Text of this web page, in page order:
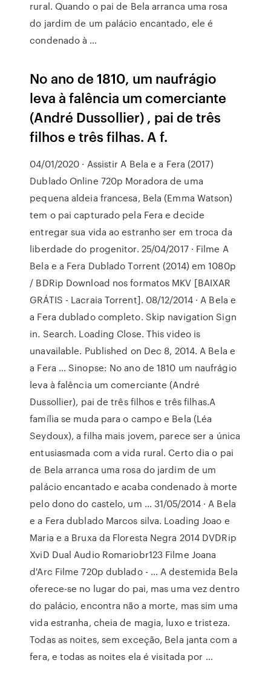
rural. Quando o pai de Bela arranca uma rosa
do jardim de um palácio encantado, ele é
condenado à …
No ano de 1810, um naufrágio
leva à falência um comerciante
(André Dussollier) , pai de três
filhos e três filhas. A f.
04/01/2020 · Assistir A Bela e a Fera (2017)
Dublado Online 720p Moradora de uma
pequena aldeia francesa, Bela (Emma Watson)
tem o pai capturado pela Fera e decide
entregar sua vida ao estranho ser em troca da
liberdade do progenitor. 25/04/2017 · Filme A
Bela e a Fera Dublado Torrent (2014) em 1080p
/ BDRip Download nos formatos MKV [BAIXAR
GRÁTIS - Lacraia Torrent]. 08/12/2014 · A Bela e
a Fera dublado completo. Skip navigation Sign
in. Search. Loading Close. This video is
unavailable. Published on Dec 8, 2014. A Bela e
a Fera … Sinopse: No ano de 1810 um naufrágio
leva à falência um comerciante (André
Dussollier), pai de três filhos e três filhas.A
família se muda para o campo e Bela (Léa
Seydoux), a filha mais jovem, parece ser a única
entusiasmada com a vida rural. Certo dia o pai
de Bela arranca uma rosa do jardim de um
palácio encantado e acaba condenado à morte
pelo dono do castelo, um … 31/05/2014 · A Bela
e a Fera dublado Marcos silva. Loading Joao e
Maria e a Bruxa da Floresta Negra 2014 DVDRip
XviD Dual Audio Romariobr123 Filme Joana
d'Arc Filme 720p dublado - … A destemida Bela
oferece-se no lugar do pai, mas uma vez dentro
do palácio, encontra não a morte, mas sim uma
vida estranha, cheia de magia, luxo e tristeza.
Todas as noites, sem exceção, Bela janta com a
fera, e todas as noites ela é visitada por …